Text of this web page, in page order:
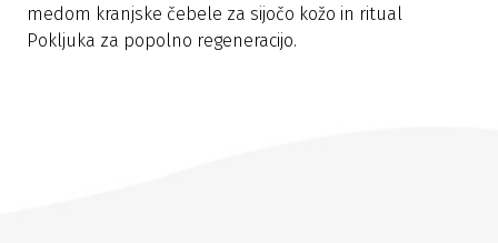
medom kranjske čebele za sijočo kožo in ritual
Pokljuka za popolno regeneracijo.